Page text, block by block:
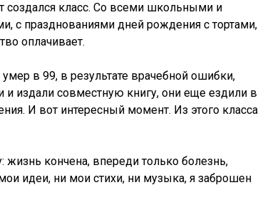
класс. Со всеми школьными и
с празднованиями дней рождения с тортами,
оплачивает.
в 99, в результате врачебной ошибки,
и издали совместную книгу, они еще ездили в
И вот интересный момент. Из этого класса
жизнь кончена, впереди только болезнь,
идеи, ни мои стихи, ни музыка, я заброшен